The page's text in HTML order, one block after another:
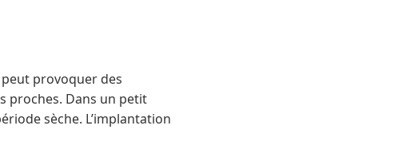
provoquer des
proches. Dans un petit
sèche. L’implantation